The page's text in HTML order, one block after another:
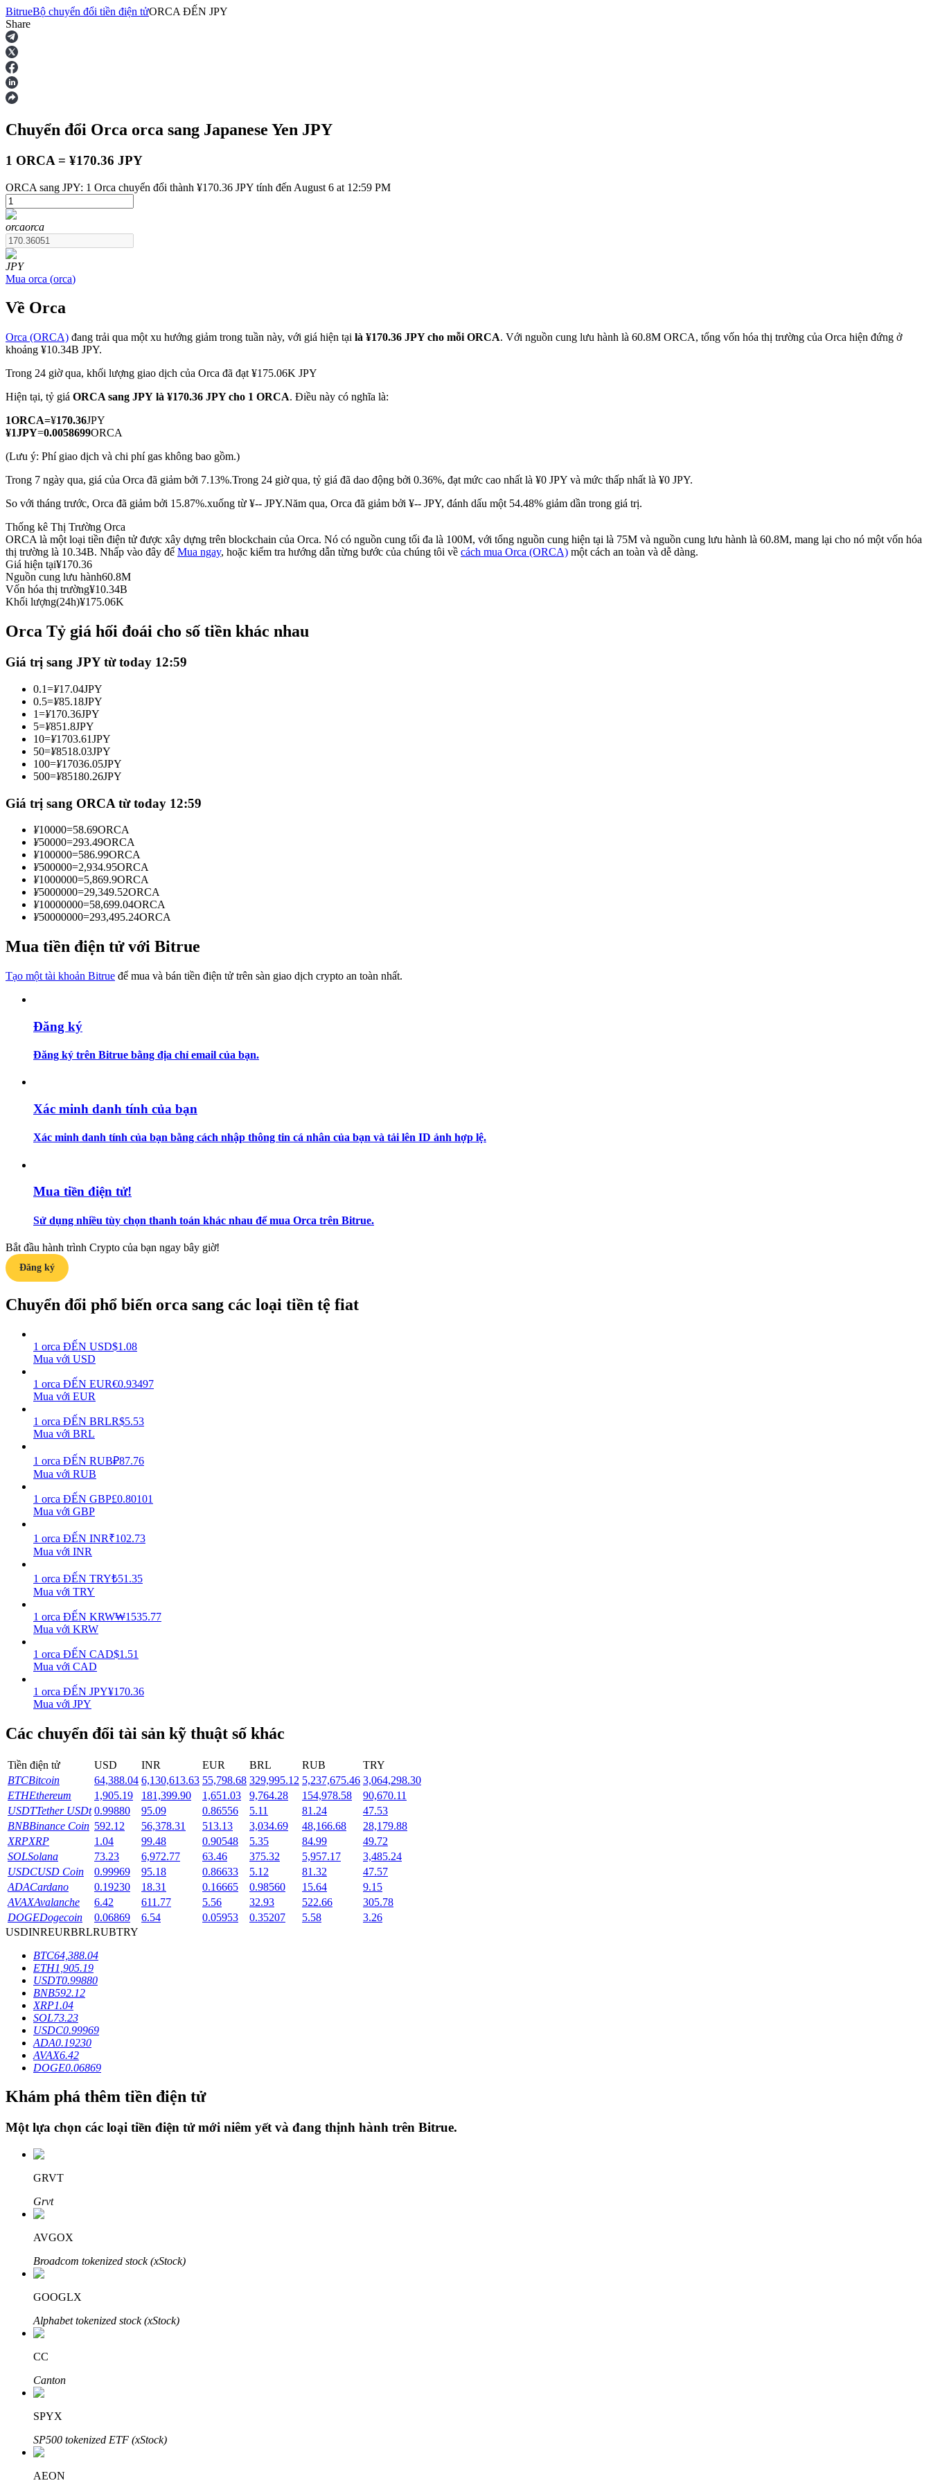
Hợp đồng tương lai
USDT Futures
Futures sử dụng USDT làm tài sản thế chấp
COIN-M Futures
Futures sử dụng token làm tài sản thế chấp
Futures sử dụng USDC làm tài sản thế chấp
Sao chép Giao dịch
Tham gia cùng các nhà giao dịch hàng đầu
Trở thành Nhà giao dịch Sao chép
Thông tin
Phân tích dữ liệu lớn bao gồm thông tin giao dịch, v.v.
Hướng dẫn
Chiến lược giao dịch
Học cách duy trì lợi nhuận
Làm cho tài sản của bạn tăng giá trị đều đặn
Staking
Lợi nhuận cao và truy cập ngay lập tức
Launchpool
Đặt cọc linh hoạt để kiếm được các token phổ biến.
Khóa BTR
Đầu tư độc quyền cho người nắm giữ BTR
Khoản vay
BitrueBộ chuyển đổi tiền điện tửORCA ĐẾN JPY
Share
Chuyển đổi Orca orca sang Japanese Yen JPY
1 ORCA = ¥170.36 JPY
ORCA sang JPY: 1 Orca chuyển đổi thành ¥170.36 JPY tính đến August 6 at 12:59 PM
orcaorca
JPY
Mua orca (orca)
Về Orca
Orca (ORCA) đang trải qua một xu hướng giảm trong tuần này, với giá hiện tại là ¥170.36 JPY cho mỗi ORCA. Với nguồn cung lưu hành là 60.8M ORCA, tổng vốn hóa thị trường của Orca hiện đứng ở
khoảng ¥10.34B JPY.
Trong 24 giờ qua, khối lượng giao dịch của Orca đã đạt ¥175.06K JPY
Hiện tại, tỷ giá ORCA sang JPY là ¥170.36 JPY cho 1 ORCA. Điều này có nghĩa là:
1ORCA=¥170.36JPY
¥1JPY=0.0058699ORCA
(Lưu ý: Phí giao dịch và chi phí gas không bao gồm.)
Trong 7 ngày qua, giá của Orca đã giảm bởi 7.13%.Trong 24 giờ qua, tỷ giá đã dao động bởi 0.36%, đạt mức cao nhất là ¥0 JPY và mức thấp nhất là ¥0 JPY.
So với tháng trước, Orca đã giảm bởi 15.87%.xuống từ ¥-- JPY.Năm qua, Orca đã giảm bởi ¥-- JPY, đánh dấu một 54.48% giảm dần trong giá trị.
Thống kê Thị Trường Orca
ORCA là một loại tiền điện tử được xây dựng trên blockchain của Orca. Nó có nguồn cung tối đa là 100M, với tổng nguồn cung hiện tại là 75M và nguồn cung lưu hành là 60.8M, mang lại cho nó một vốn hóa
thị trường là 10.34B. Nhấp vào đây để Mua ngay, hoặc kiểm tra hướng dẫn từng bước của chúng tôi về cách mua Orca (ORCA) một cách an toàn và dễ dàng.
Giá hiện tại¥170.36
Nguồn cung lưu hành60.8M
Vốn hóa thị trường¥10.34B
Khối lượng(24h)¥175.06K
Orca Tỷ giá hối đoái cho số tiền khác nhau
Giá trị sang JPY từ today 12:59
0.1=¥17.04JPY
0.5=¥85.18JPY
1=¥170.36JPY
5=¥851.8JPY
10=¥1703.61JPY
50=¥8518.03JPY
100=¥17036.05JPY
500=¥85180.26JPY
Giá trị sang ORCA từ today 12:59
¥10000=58.69ORCA
¥50000=293.49ORCA
¥100000=586.99ORCA
¥500000=2,934.95ORCA
¥1000000=5,869.9ORCA
¥5000000=29,349.52ORCA
¥10000000=58,699.04ORCA
¥50000000=293,495.24ORCA
Mua tiền điện tử với Bitrue
Tạo một tài khoản Bitrue để mua và bán tiền điện tử trên sàn giao dịch crypto an toàn nhất.
Đăng ký
Đăng ký trên Bitrue bằng địa chỉ email của bạn.
Xác minh danh tính của bạn
Xác minh danh tính của bạn bằng cách nhập thông tin cá nhân của bạn và tải lên ID ảnh hợp lệ.
Mua tiền điện tử!
Sử dụng nhiều tùy chọn thanh toán khác nhau để mua Orca trên Bitrue.
Bắt đầu hành trình Crypto của bạn ngay bây giờ!
Đăng ký
Chuyển đổi phổ biến orca sang các loại tiền tệ fiat
1 orca ĐẾN USD$1.08
Mua với USD
1 orca ĐẾN EUR€0.93497
Mua với EUR
1 orca ĐẾN BRLR$5.53
Mua với BRL
1 orca ĐẾN RUB₽87.76
Mua với RUB
1 orca ĐẾN GBP£0.80101
Mua với GBP
1 orca ĐẾN INR₹102.73
Mua với INR
1 orca ĐẾN TRY₺51.35
Mua với TRY
1 orca ĐẾN KRW₩1535.77
Mua với KRW
1 orca ĐẾN CAD$1.51
Mua với CAD
1 orca ĐẾN JPY¥170.36
Mua với JPY
Các chuyển đổi tài sản kỹ thuật số khác
Tiền điện tử USD INR EUR BRL RUB
TRY
BTCBitcoin 64,388.04 6,130,613.63 55,798.68 329,995.12 5,237,675.46 3,064,298.30
ETHEthereum 1,905.19 181,399.90 1,651.03 9,764.28 154,978.58
90,670.11
USDTTether USDt 0.99880 95.09 0.86556 5.11 81.24
47.53
BNBBinance Coin 592.12 56,378.31 513.13 3,034.69 48,166.68
28,179.88
XRPXRP 1.04 99.48 0.90548 5.35 84.99
49.72
SOLSolana 73.23 6,972.77 63.46 375.32 5,957.17
3,485.24
USDCUSD Coin 0.99969 95.18 0.86633 5.12 81.32
47.57
ADACardano 0.19230 18.31 0.16665 0.98560 15.64
9.15
AVAXAvalanche 6.42 611.77 5.56 32.93 522.66
305.78
DOGEDogecoin 0.06869 6.54 0.05953 0.35207 5.58
3.26
USDINREURBRLRUBTRY
BTC64,388.04
ETH1,905.19
USDT0.99880
BNB592.12
XRP1.04
SOL73.23
USDC0.99969
ADA0.19230
AVAX6.42
DOGE0.06869
Khám phá thêm tiền điện tử
Một lựa chọn các loại tiền điện tử mới niêm yết và đang thịnh hành trên Bitrue.
GRVT
Grvt
AVGOX
Broadcom tokenized stock (xStock)
GOOGLX
Alphabet tokenized stock (xStock)
CC
Canton
SPYX
SP500 tokenized ETF (xStock)
AEON